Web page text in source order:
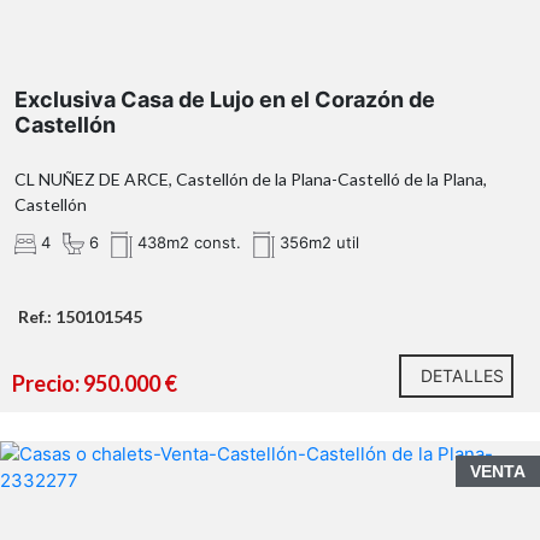
https://habitatge.gva.es/es/registres-en-materia-
Exclusiva Casa de Lujo en el Corazón de
Castellón
CL NUÑEZ DE ARCE, Castellón de la Plana-Castelló de la Plana,
Castellón
4 6 438m2 const. 356m2 util
Ref.: 150101545
Precio: 950.000 € DETALLES
VENTA